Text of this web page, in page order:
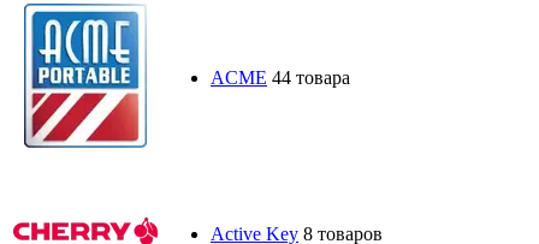
ACME 44 товара
Active Key 8 товаров